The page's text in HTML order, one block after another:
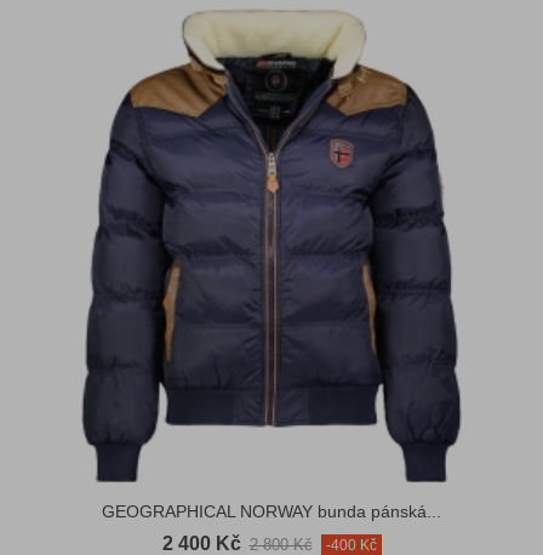
GEOGRAPHICAL NORWAY bunda pánská...
2 400 Kč 2 800 Kč -400 Kč